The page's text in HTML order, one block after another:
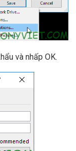
và nhấp OK.